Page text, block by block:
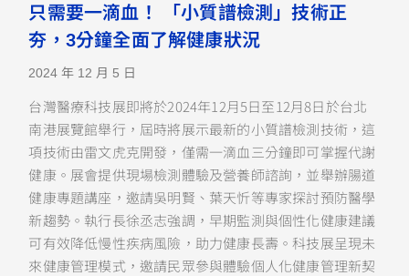
只需要一滴血！ 「小質譜檢測」技術正
夯，3分鐘全面了解健康狀況
2024 年 12 月 5 日
台灣醫療科技展即將於2024年12月5日至12月8日於台北
南港展覽館舉行，屆時將展示最新的小質譜檢測技術，這
項技術由雷文虎克開發，僅需一滴血三分鐘即可掌握代謝
健康。展會提供現場檢測體驗及營養師諮詢，並舉辦腸道
健康專題講座，邀請吳明賢、葉天忻等專家探討預防醫學
新趨勢。執行長徐丞志強調，早期監測與個性化健康建議
可有效降低慢性疾病風險，助力健康長壽。科技展呈現未
來健康管理模式，邀請民眾參與體驗個人化健康管理新契